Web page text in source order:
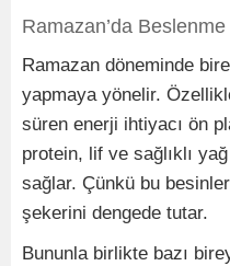
Ramazan’da
Ramazan döneminde
yapmaya yönelir.
süren enerji ihtiyacı ön
protein, lif ve sağlıklı
sağlar. Çünkü bu
şekerini dengede tutar.
Bununla birlikte bazı